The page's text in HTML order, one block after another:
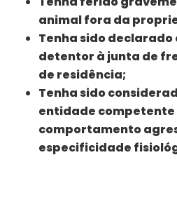
animal fora da
Tenha sido declarado
detentor à junta de
de residência;
Tenha sido
entidade competente
comportamento
especificidade